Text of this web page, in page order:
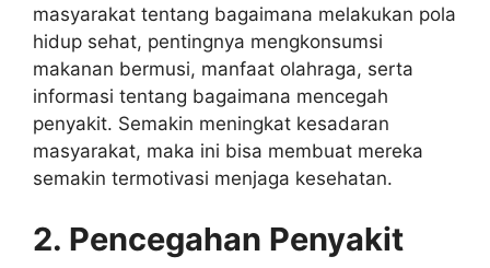
masyarakat tentang bagaimana melakukan pola
hidup sehat, pentingnya mengkonsumsi
makanan bermusi, manfaat olahraga, serta
informasi tentang bagaimana mencegah
penyakit. Semakin meningkat kesadaran
masyarakat, maka ini bisa membuat mereka
semakin termotivasi menjaga kesehatan.
2. Pencegahan Penyakit